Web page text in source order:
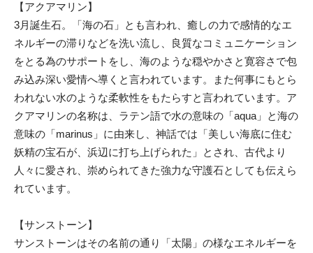
【アクアマリン】
3月誕生石。「海の石」とも言われ、癒しの力で感情的なエ
ネルギーの滞りなどを洗い流し、良質なコミュニケーション
をとる為のサポートをし、海のような穏やかさと寛容さで包
み込み深い愛情へ導くと言われています。また何事にもとら
われない水のような柔軟性をもたらすと言われています。ア
クアマリンの名称は、ラテン語で水の意味の「aqua」と海の
意味の「marinus」に由来し、神話では「美しい海底に住む
妖精の宝石が、浜辺に打ち上げられた」とされ、古代より
人々に愛され、崇められてきた強力な守護石としても伝えら
れています。
【サンストーン】
サンストーンはその名前の通り「太陽」の様なエネルギーを